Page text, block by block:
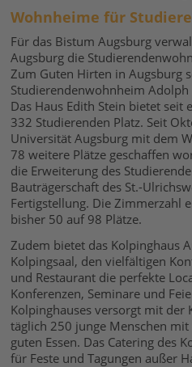
Wohnheime für
Für das Bistum Augsburg
Augsburg die
Zum Guten Hirten in Augsburg
Studierendenwohnheim
Das Haus Edith Stein bietet
332 Studierenden Platz. Seit
Universität Augsburg mit dem
78 weitere Plätze geschaffen
die Erweiterung des
Bauträgerschaft des St.-
Fertigstellung. Die Zimmerzahl
bisher 50 auf 98 Plätze.
Zudem bietet das Kolpinghaus
Kolpingsaal, den vielfältigen
und Restaurant die perfekte
Konferenzen, Seminare und
Kolpinghauses versorgt mit der
täglich 250 junge Menschen
guten Essen. Das Catering des
für Feste und Tagungen außer